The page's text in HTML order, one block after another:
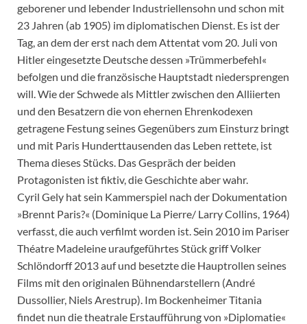
geborener und lebender Industriellensohn und schon mit
23 Jahren (ab 1905) im diplomatischen Dienst. Es ist der
Tag, an dem der erst nach dem Attentat vom 20. Juli von
Hitler eingesetzte Deutsche dessen »Trümmerbefehl«
befolgen und die französische Hauptstadt niedersprengen
will. Wie der Schwede als Mittler zwischen den Alliierten
und den Besatzern die von ehernen Ehrenkodexen
getragene Festung seines Gegenübers zum Einsturz bringt
und mit Paris Hunderttausenden das Leben rettete, ist
Thema dieses Stücks. Das Gespräch der beiden
Protagonisten ist fiktiv, die Geschichte aber wahr.
Cyril Gely hat sein Kammerspiel nach der Dokumentation
»Brennt Paris?« (Dominique La Pierre/ Larry Collins, 1964)
verfasst, die auch verfilmt worden ist. Sein 2010 im Pariser
Théatre Madeleine uraufgeführtes Stück griff Volker
Schlöndorff 2013 auf und besetzte die Hauptrollen seines
Films mit den originalen Bühnendarstellern (André
Dussollier, Niels Arestrup). Im Bockenheimer Titania
findet nun die theatrale Erstaufführung von »Diplomatie«